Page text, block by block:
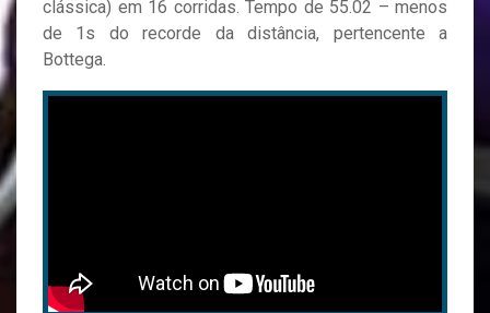
clássica) em 16 corridas. Tempo de 55.02 – menos
de 1s do recorde da distância, pertencente a
Bottega.